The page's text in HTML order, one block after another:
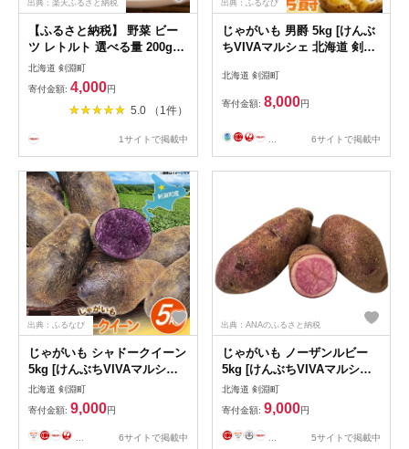
出典：楽天ふるさと納税
【ふるさと納税】 野菜 ビー
ツ レトルト 選べる量 200g
2〜6袋 計400g〜1.2kg [けん
ぶちVIVAマルシェ 北海道 剣
淵町 14656313] ビーツ びー
つ スーパーフード 栄養 下茹
るさと納税
北海道 剣淵町
寄付金額: 4,000円
5.0 （1件）
1サイトで掲載中
出典：ふるなび
じゃがいも 男爵 5kg [けんぶ
ちVIVAマルシェ 北海道 剣淵
北海道 剣淵町
寄付金額: 8,000円
6サイトで掲載中
出典：ふるなび
じゃがいも シャドークイーン
5kg [けんぶちVIVAマルシェ
北海道 剣淵町 14656391]
北海道 剣淵町
寄付金額: 9,000円
6サイトで掲載中
出典：ANAのふるさと納税
じゃがいも ノーザンルビー
5kg [けんぶちVIVAマルシェ
北海道 剣淵町 14656392] ジ
ャガイモ 芋 いも ポテト 野菜
秋野菜 秋 常備野菜 カレー シ
チュー ポテトサラダ コロッ
北海道 剣淵町
寄付金額: 9,000円
5サイトで掲載中